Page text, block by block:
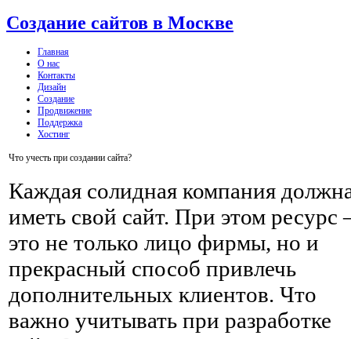
Создание сайтов в Москве
Главная
О нас
Контакты
Дизайн
Создание
Продвижение
Поддержка
Хостинг
Что учесть при создании сайта?
Каждая солидная компания
иметь свой сайт. При этом ресурс
это не только лицо фирмы, но и
прекрасный способ привлечь
дополнительных клиентов. Что
важно учитывать при разработке